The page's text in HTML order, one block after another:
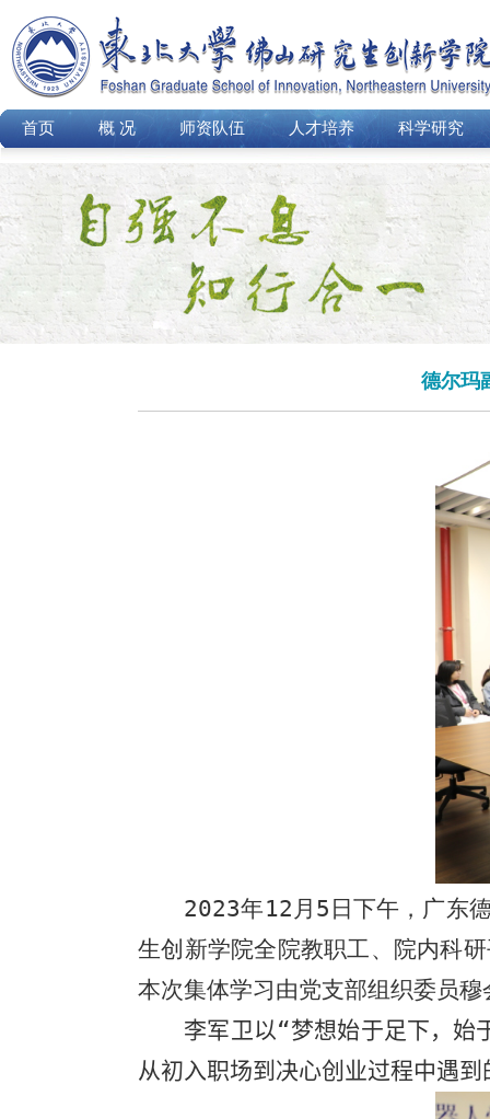
首页 概 况 师资队伍 人才培养 科学研究
德尔玛
2023年12 月 5 日下午，广东
生创新学院全院教职工、院内科
本次集体学习由党支部组织委员穆
李军卫以“梦想始于足下，始
从初入职场到决心创业过程中遇